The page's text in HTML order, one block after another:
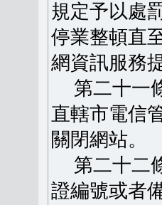
規定予以處
停業整頓直
網資訊服務
第二十一
直轄市電信
關閉網站。
第二十二
證編號或者